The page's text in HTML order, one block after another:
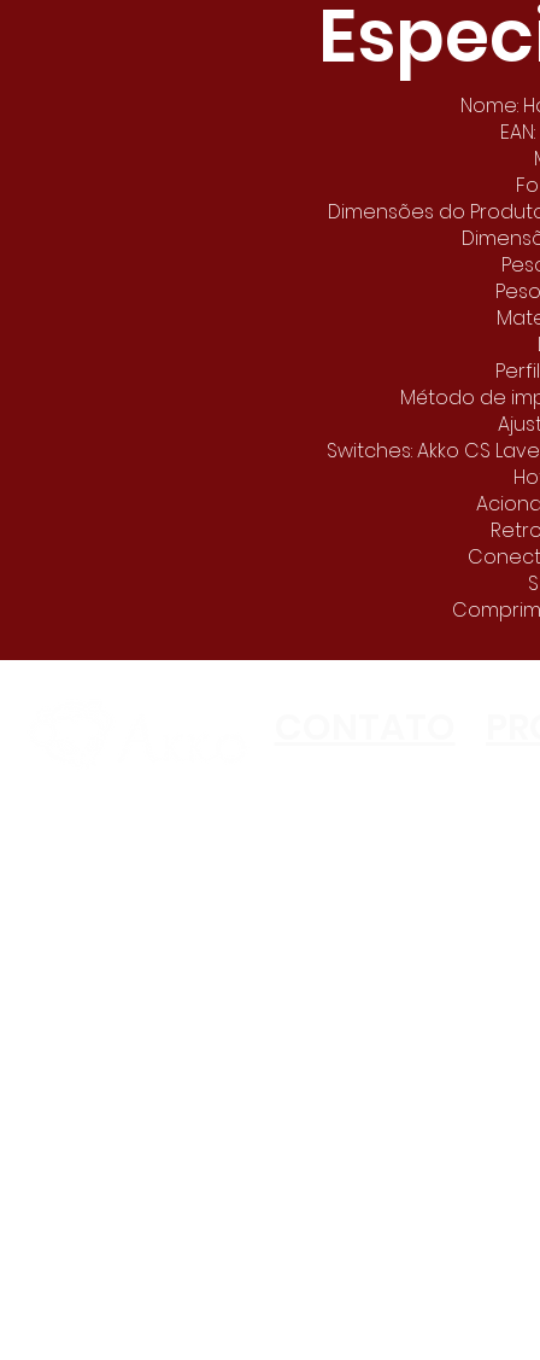
Nome:
Dimensões do
Método de
Switches: Akko CS